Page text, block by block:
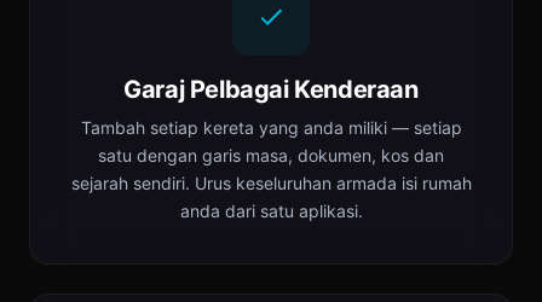
Garaj Pelbagai Kenderaan
Tambah setiap kereta yang anda miliki — setiap
satu dengan garis masa, dokumen, kos dan
sejarah sendiri. Urus keseluruhan armada isi rumah
anda dari satu aplikasi.